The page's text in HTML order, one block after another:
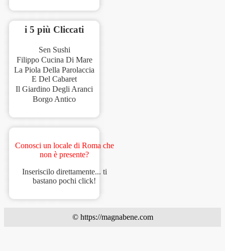
i 5 più Cliccati
Sen Sushi
Filippo Cucina Di Mare
La Piola Della Parolaccia
E Del Cabaret
Il Giardino Degli Aranci
Borgo Antico
Conosci un locale di Roma che
non è presente?
Inseriscilo direttamente... ti
bastano pochi click!
© https://magnabene.com